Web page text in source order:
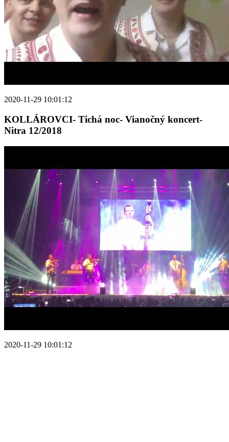
2020-11-29 10:01:12
KOLLÁROVCI- Tichá noc- Vianočný koncert-
Nitra 12/2018
2020-11-29 10:01:12